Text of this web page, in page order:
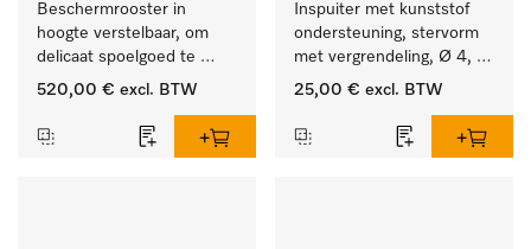
Beschermrooster in
hoogte verstelbaar, om
delicaat spoelgoed te
fixeren
520,00 € excl. BTW
Inspuiter met kunststof
ondersteuning, stervorm
met vergrendeling, Ø 4,
lengte 175 mm.
25,00 € excl. BTW